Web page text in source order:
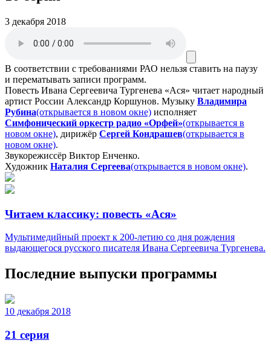
3 декабря 2018
В соответствии с требованиями РАО нельзя ставить на паузу
и перематывать записи программ.
Повесть Ивана Сергеевича Тургенева «Ася» читает народный
артист России Александр Коршунов. Музыку Владимира
Рубина(открывается в новом окне) исполняет
Симфонический оркестр радио «Орфей»(открывается в
новом окне), дирижёр Сергей Кондрашев(открывается в
новом окне).
Звукорежиссёр Виктор Енченко.
Художник Наталия Сергеева(открывается в новом окне).
Читаем классику: повесть «Ася»
Мультимедийный проект к 200-летию со дня рождения
выдающегося русского писателя Ивана Сергеевича Тургенева.
Последние выпуски программы
10 декабря 2018
21 серия